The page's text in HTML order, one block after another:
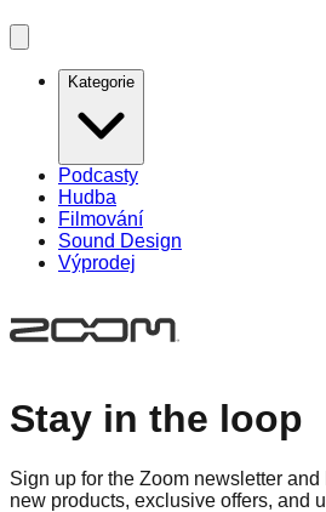
Kategorie
Podcasty
Hudba
Filmování
Sound Design
Výprodej
Stay in the loop
Sign up for the Zoom newsletter
new products, exclusive offers, and